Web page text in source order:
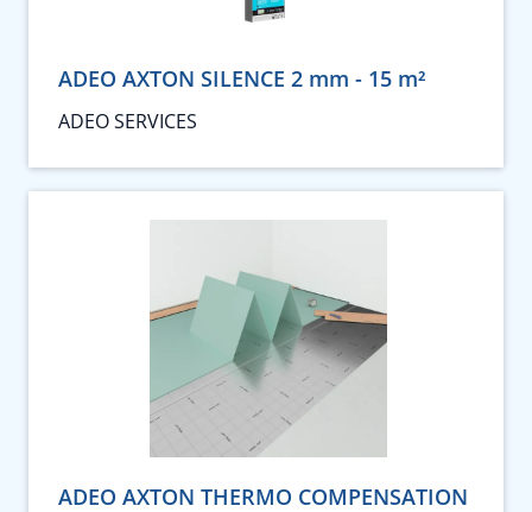
ADEO AXTON SILENCE 2 mm - 15 m²
ADEO SERVICES
ADEO AXTON THERMO COMPENSATION